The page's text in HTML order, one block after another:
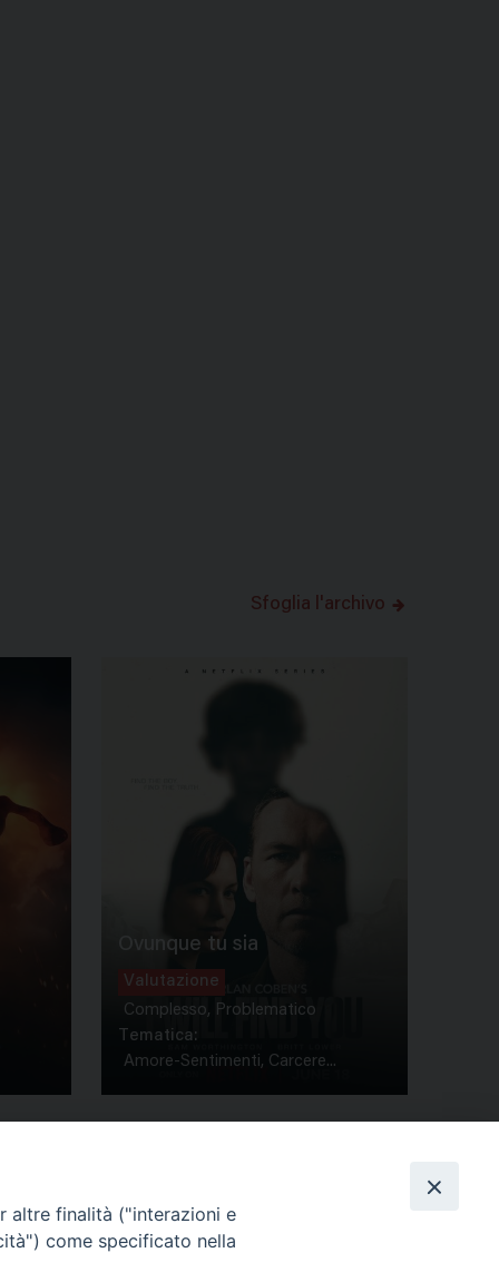
Sfoglia l'archivo
Ovunque tu sia
Valutazione
Complesso, Problematico
Tematica:
Amore-Sentimenti, Carcere...
altre finalità ("interazioni e
come specificato nella